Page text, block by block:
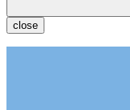
close